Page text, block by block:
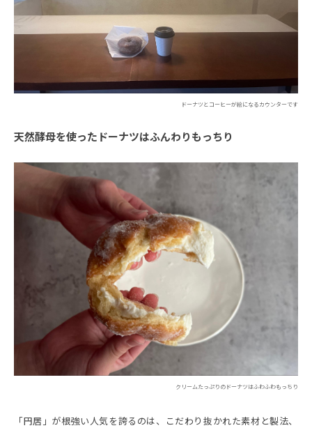
ドーナツとコーヒーが絵になるカウンターです
天然酵母を使ったドーナツはふんわりもっちり
クリームたっぷりのドーナツはふわふわもっちり
「円居」が根強い人気を誇るのは、こだわり抜かれた素材と製法、